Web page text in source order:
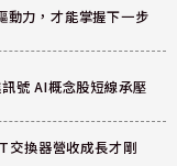
力，才能掌握下一步
號 AI概念股短線承壓
換器營收成長才剛